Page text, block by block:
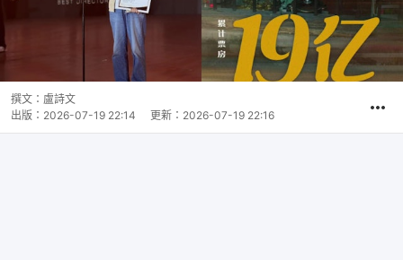
撰文： 盧詩文
出版： 2026-07-19 22:14 更新： 2026-07-19 22:16